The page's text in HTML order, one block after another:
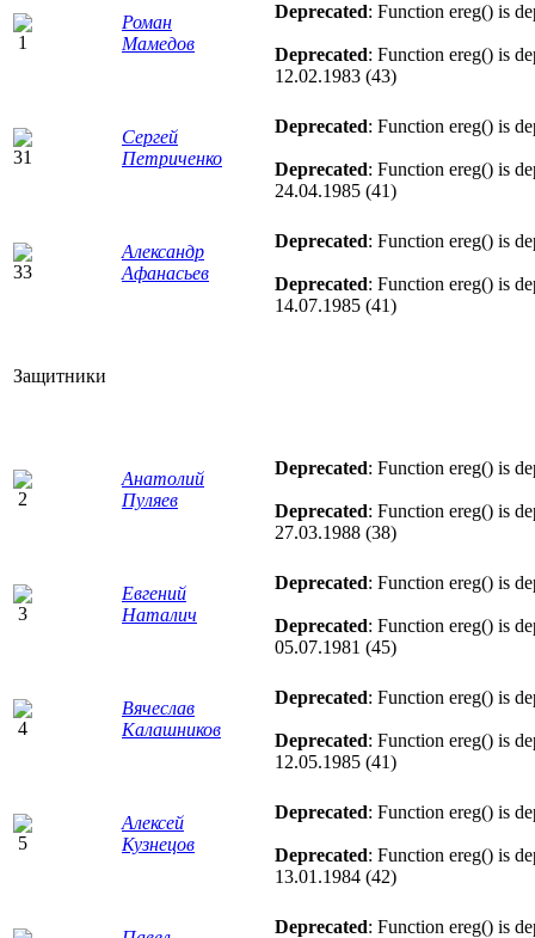
Роман
Мамедов
Deprecated: Function ereg() is
Deprecated: Function ereg() is
12.02.1983 (43)
Сергей
Петриченко
Deprecated: Function ereg() is
Deprecated: Function ereg() is
24.04.1985 (41)
Александр
Афанасьев
Deprecated: Function ereg() is
Deprecated: Function ereg() is
14.07.1985 (41)
Защитники
Анатолий
Пуляев
Deprecated: Function ereg() is
Deprecated: Function ereg() is
27.03.1988 (38)
Евгений
Наталич
Deprecated: Function ereg() is
Deprecated: Function ereg() is
05.07.1981 (45)
Вячеслав
Калашников
Deprecated: Function ereg() is
Deprecated: Function ereg() is
12.05.1985 (41)
Алексей
Кузнецов
Deprecated: Function ereg() is
Deprecated: Function ereg() is
13.01.1984 (42)
Deprecated: Function ereg() is